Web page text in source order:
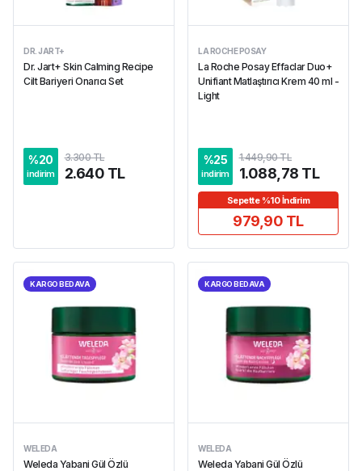
DR. JART+
Dr. Jart+ Skin Calming Recipe
Cilt Bariyeri Onarıcı Set
%20
indirim
3.300 TL
2.640 TL
LA ROCHE POSAY
La Roche Posay Effaclar Duo+
Unifiant Matlaştırıcı Krem 40 ml -
Light
%25
indirim
1.449,90 TL
1.088,78 TL
Sepette %10 İndirim
979,90 TL
KARGO BEDAVA
WELEDA
Weleda Yabani Gül Özlü
KARGO BEDAVA
WELEDA
Weleda Yabani Gül Özlü